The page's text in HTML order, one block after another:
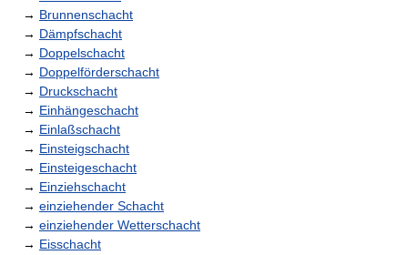
→ Brunnenschacht
→ Dämpfschacht
→ Doppelschacht
→ Doppelförderschacht
→ Druckschacht
→ Einhängeschacht
→ Einlaßschacht
→ Einsteigschacht
→ Einsteigeschacht
→ Einziehschacht
→ einziehender Schacht
→ einziehender Wetterschacht
→ Eisschacht